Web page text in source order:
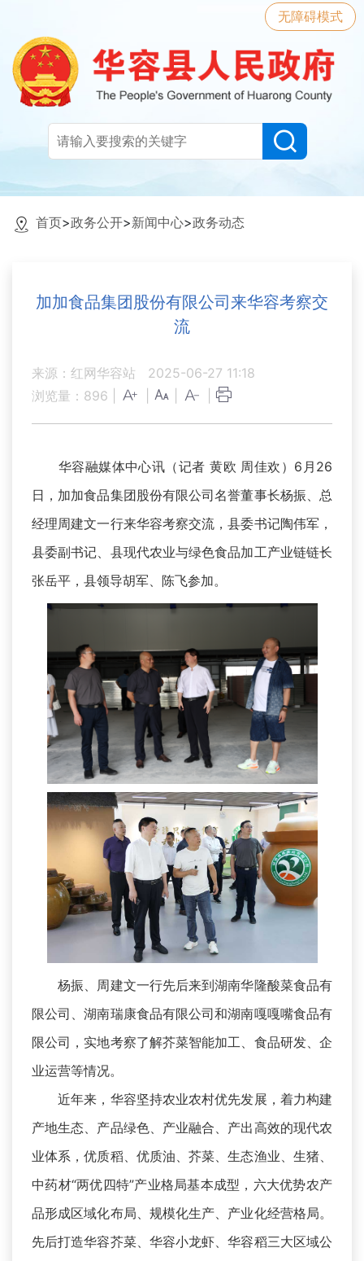
无障碍模式
首页>政务公开>新闻中心>政务动态
加加食品集团股份有限公司来华容考察交
流
来源：红网华容站
2025-06-27 11:18
浏览量： 896
华容融媒体中心讯（记者 黄欧 周佳欢）6月26
日，加加食品集团股份有限公司名誉董事长杨振、总
经理周建文一行来华容考察交流，县委书记陶伟军，
县委副书记、县现代农业与绿色食品加工产业链链长
张岳平，县领导胡军、陈飞参加。
杨振、周建文一行先后来到湖南华隆酸菜食品有
限公司、湖南瑞康食品有限公司和湖南嘎嘎嘴食品有
限公司，实地考察了解芥菜智能加工、食品研发、企
业运营等情况。
近年来，华容坚持农业农村优先发展，着力构建
产地生态、产品绿色、产业融合、产出高效的现代农
业体系，优质稻、优质油、芥菜、生态渔业、生猪、
中药材“两优四特”产业格局基本成型，六大优势农产
品形成区域化布局、规模化生产、产业化经营格局。
先后打造华容芥菜、华容小龙虾、华容稻三大区域公